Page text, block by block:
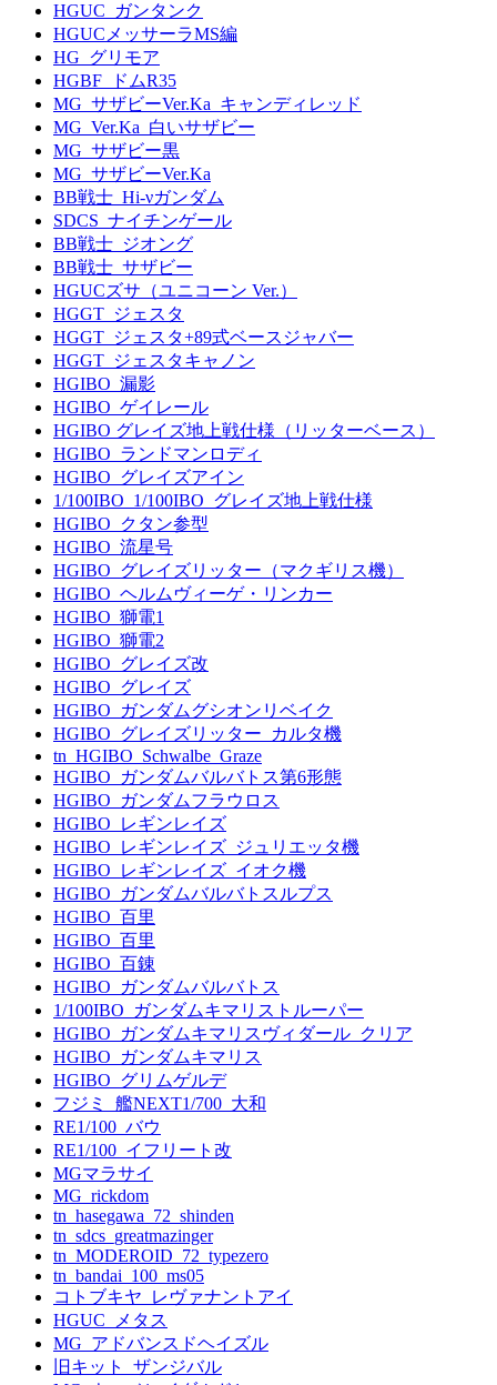
HGUC_ガンタンク
HGUCメッサーラMS編
HG_グリモア
HGBF_ドムR35
MG_サザビーVer.Ka_キャンディレッド
MG_Ver.Ka_白いサザビー
MG_サザビー黒
MG_サザビーVer.Ka
BB戦士_Hi-νガンダム
SDCS_ナイチンゲール
BB戦士_ジオング
BB戦士_サザビー
HGUCズサ（ユニコーン Ver.）
HGGT_ジェスタ
HGGT_ジェスタ+89式ベースジャバー
HGGT_ジェスタキャノン
HGIBO_漏影
HGIBO_ゲイレール
HGIBO グレイズ地上戦仕様（リッターベース）
HGIBO_ランドマンロディ
HGIBO_グレイズアイン
1/100IBO_1/100IBO_グレイズ地上戦仕様
HGIBO_クタン参型
HGIBO_流星号
HGIBO_グレイズリッター（マクギリス機）
HGIBO_ヘルムヴィーゲ・リンカー
HGIBO_獅電1
HGIBO_獅電2
HGIBO_グレイズ改
HGIBO_グレイズ
HGIBO_ガンダムグシオンリベイク
HGIBO_グレイズリッター_カルタ機
tn_HGIBO_Schwalbe_Graze
HGIBO_ガンダムバルバトス第6形態
HGIBO_ガンダムフラウロス
HGIBO_レギンレイズ
HGIBO_レギンレイズ_ジュリエッタ機
HGIBO_レギンレイズ_イオク機
HGIBO_ガンダムバルバトスルプス
HGIBO_百里
HGIBO_百里
HGIBO_百錬
HGIBO_ガンダムバルバトス
1/100IBO_ガンダムキマリストルーパー
HGIBO_ガンダムキマリスヴィダール_クリア
HGIBO_ガンダムキマリス
HGIBO_グリムゲルデ
フジミ_艦NEXT1/700_大和
RE1/100_バウ
RE1/100_イフリート改
MGマラサイ
MG_rickdom
tn_hasegawa_72_shinden
tn_sdcs_greatmazinger
tn_MODEROID_72_typezero
tn_bandai_100_ms05
コトブキヤ_レヴァナントアイ
HGUC_メタス
MG_アドバンスドヘイズル
旧キット_ザンジバル